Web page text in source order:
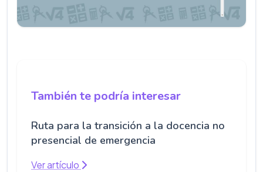
También te podría interesar
Ruta para la transición a la docencia no
presencial de emergencia
Ver artículo